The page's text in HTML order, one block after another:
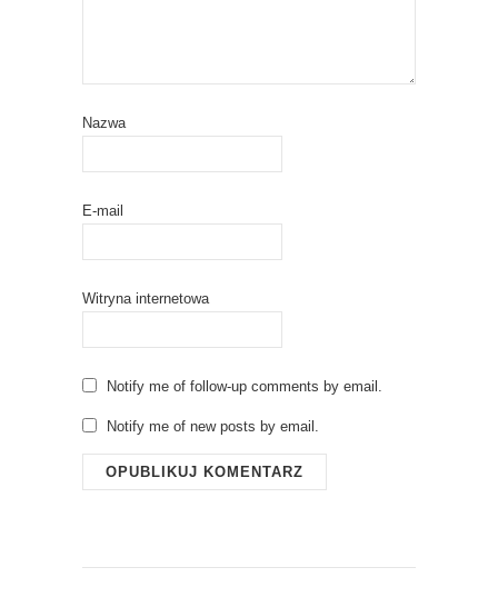
Nazwa
E-mail
Witryna internetowa
Notify me of follow-up comments by email.
Notify me of new posts by email.